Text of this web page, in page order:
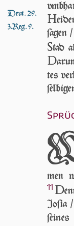
Deut. 29.
3.Reg. 9.
H
Stad
D
tes
men
11 D
Joſia